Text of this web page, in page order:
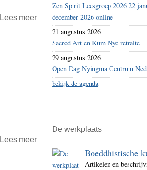
torentjepaleis
Lees meerover
Japanse
boeddhistische
tempels
gaan
commercieel
Lees meerover
Zen Spirit Leesgroep 2026 22
december 2026 online
21 augustus 2026
Sacred Art en Kum Nye retraite
29 augustus 2026
Open Dag Nyingma Centrum
bekijk de agenda
De werkplaats
Boeddhistische
Artikelen en